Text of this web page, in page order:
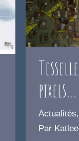
pixels…
Actualités,
Par